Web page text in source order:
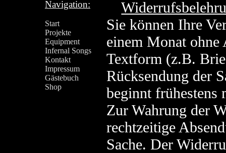
Navigation:
Start
Projekte
Equipment
Infernal Songs
Kontakt
Impressum
Gästebuch
Shop
Sie können Ihre
einem Monat
Textform (z.B.
Rücksendung der
beginnt frühestens
Zur Wahrung der
rechtzeitige
Sache. Der